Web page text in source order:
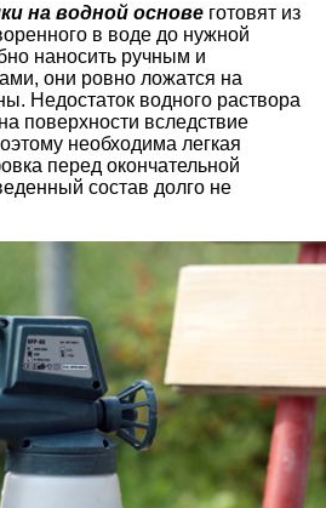
на водной основе готовят из
в воде до нужной
наносить ручным и
они ровно ложатся на
Недостаток водного раствора
поверхности вследствие
необходима легкая
перед окончательной
состав долго не